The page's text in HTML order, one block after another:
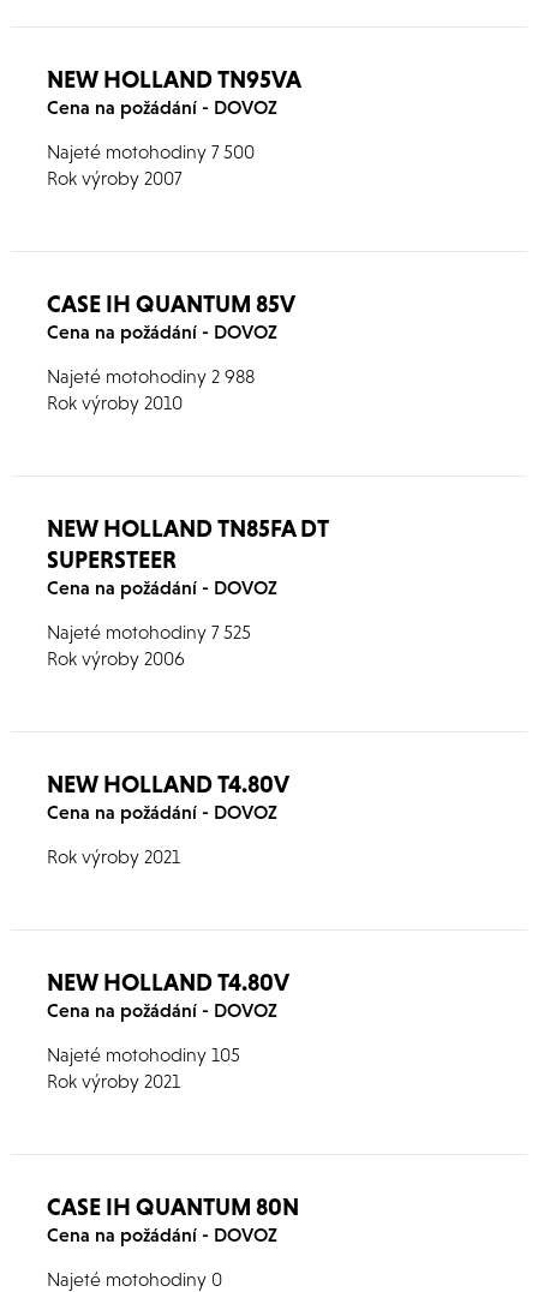
NEW HOLLAND TN95VA
Cena na požádání - DOVOZ
Najeté motohodiny 7 500
Rok výroby 2007
CASE IH QUANTUM 85V
Cena na požádání - DOVOZ
Najeté motohodiny 2 988
Rok výroby 2010
NEW HOLLAND TN85FA DT
SUPERSTEER
Cena na požádání - DOVOZ
Najeté motohodiny 7 525
Rok výroby 2006
NEW HOLLAND T4.80V
Cena na požádání - DOVOZ
Rok výroby 2021
NEW HOLLAND T4.80V
Cena na požádání - DOVOZ
Najeté motohodiny 105
Rok výroby 2021
CASE IH QUANTUM 80N
Cena na požádání - DOVOZ
Najeté motohodiny 0